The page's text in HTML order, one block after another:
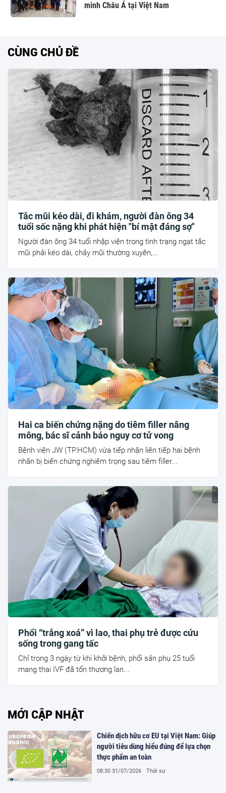
minh Châu Á tại Việt Nam
CÙNG CHỦ ĐỀ
Tắc mũi kéo dài, đi khám, người đàn ông 34
tuổi sốc nặng khi phát hiện "bí mật đáng sợ"
Người đàn ông 34 tuổi nhập viện trong tình trạng ngạt tắc
mũi phải kéo dài, chảy mũi thường xuyên,...
Hai ca biến chứng nặng do tiêm filler nâng
mông, bác sĩ cảnh báo nguy cơ tử vong
Bệnh viện JW (TP.HCM) vừa tiếp nhận liên tiếp hai bệnh
nhân bị biến chứng nghiêm trọng sau tiêm filler...
Phổi “trắng xoá” vì lao, thai phụ trẻ được cứu
sống trong gang tấc
Chỉ trong 3 ngày từ khi khởi bệnh, phổi sản phụ 25 tuổi
mang thai IVF đã tổn thương lan...
MỚI CẬP NHẬT
Chiến dịch hữu cơ EU tại Việt Nam: Giúp
người tiêu dùng hiểu đúng để lựa chọn
thực phẩm an toàn
08:30 31/07/2026 Thời sự